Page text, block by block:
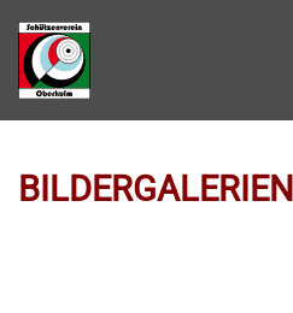
Zum Hauptinhalt springen
BILDERGALERIEN